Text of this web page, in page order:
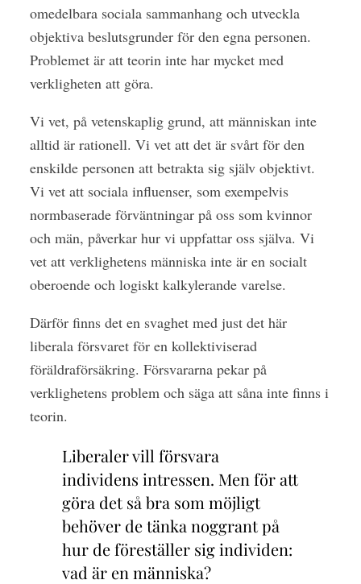
omedelbara sociala sammanhang och utveckla
objektiva beslutsgrunder för den egna personen.
Problemet är att teorin inte har mycket med
verkligheten att göra.
Vi vet, på vetenskaplig grund, att människan inte
alltid är rationell. Vi vet att det är svårt för den
enskilde personen att betrakta sig själv objektivt.
Vi vet att sociala influenser, som exempelvis
normbaserade förväntningar på oss som kvinnor
och män, påverkar hur vi uppfattar oss själva. Vi
vet att verklighetens människa inte är en socialt
oberoende och logiskt kalkylerande varelse.
Därför finns det en svaghet med just det här
liberala försvaret för en kollektiviserad
föräldraförsäkring. Försvararna pekar på
verklighetens problem och säga att såna inte finns i
teorin.
Liberaler vill försvara
individens intressen. Men för att
göra det så bra som möjligt
behöver de tänka noggrant på
hur de föreställer sig individen:
vad är en människa?